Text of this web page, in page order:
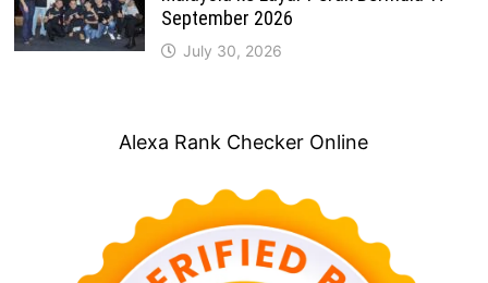
September 2026
July 30, 2026
Alexa Rank Checker Online